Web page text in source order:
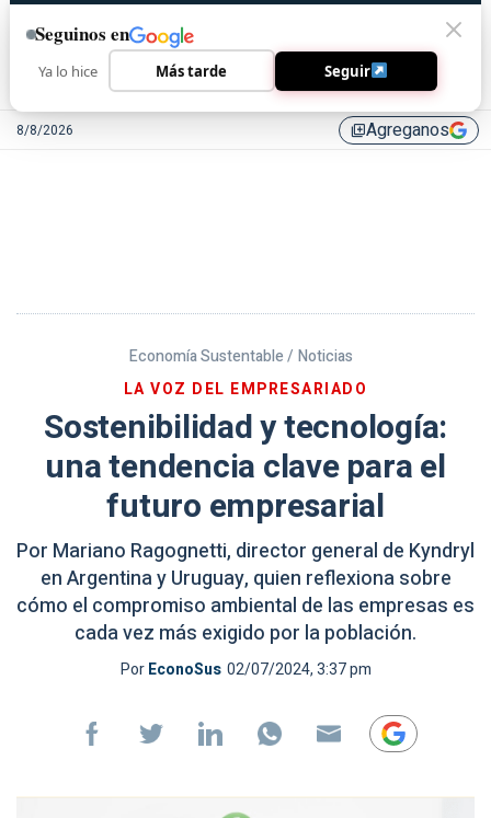
8/8/2026 library_addAgreganos
Economía Sustentable / Noticias
LA VOZ DEL EMPRESARIADO
Sostenibilidad y tecnología:
una tendencia clave para el
futuro empresarial
Por Mariano Ragognetti, director general de Kyndryl
en Argentina y Uruguay, quien reflexiona sobre
cómo el compromiso ambiental de las empresas es
cada vez más exigido por la población.
PorEconoSus 02/07/2024, 3:37 pm
Seguinos en
Ya lo hice Más tarde Seguir